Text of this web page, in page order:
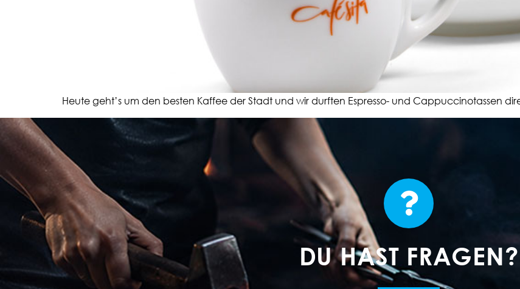
Heute geht’s um den besten Kaffee der Stadt und wir durften Espresso- und Cappuccinotassen
DU HAST FRAGEN?